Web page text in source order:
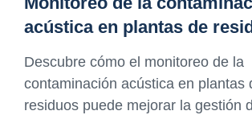
acústica en plantas de
Descubre cómo el monitoreo de la
contaminación acústica en plantas
residuos puede mejorar la gestión